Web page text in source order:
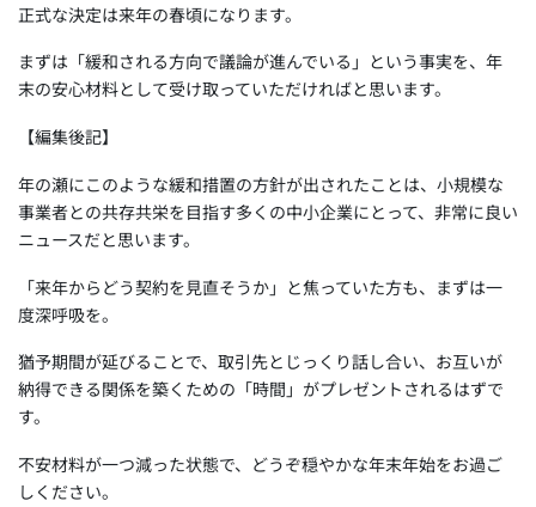
正式な決定は来年の春頃になります。
まずは「緩和される方向で議論が進んでいる」という事実を、年
末の安心材料として受け取っていただければと思います。
【編集後記】
年の瀬にこのような緩和措置の方針が出されたことは、小規模な
事業者との共存共栄を目指す多くの中小企業にとって、非常に良い
ニュースだと思います。
「来年からどう契約を見直そうか」と焦っていた方も、まずは一
度深呼吸を。
猶予期間が延びることで、取引先とじっくり話し合い、お互いが
納得できる関係を築くための「時間」がプレゼントされるはずで
す。
不安材料が一つ減った状態で、どうぞ穏やかな年末年始をお過ご
しください。